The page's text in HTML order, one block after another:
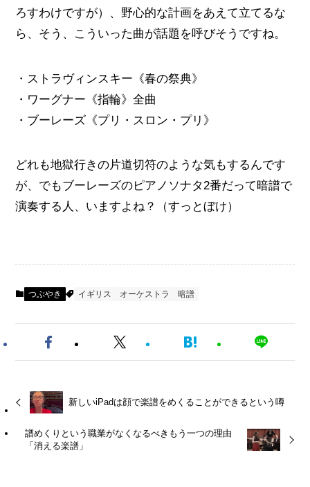
ろすわけですが）、野心的な計画をあえて立てるな
ら、そう、こういった曲が話題を呼びそうですね。
・ストラヴィンスキー《春の祭典》
・ワーグナー《指輪》全曲
・ブーレーズ《プリ・スロン・プリ》
どれも地獄行きの片道切符のような気もするんです
が、でもブーレーズのピアノソナタ2番だって暗譜で
演奏する人、いますよね？（すっとぼけ）
つぶやき イギリス オーケストラ 暗譜
新しいiPadは顔で楽譜をめくることができるという噂
譜めくりという職業がなくなるべきもう一つの理由
「消える楽譜」